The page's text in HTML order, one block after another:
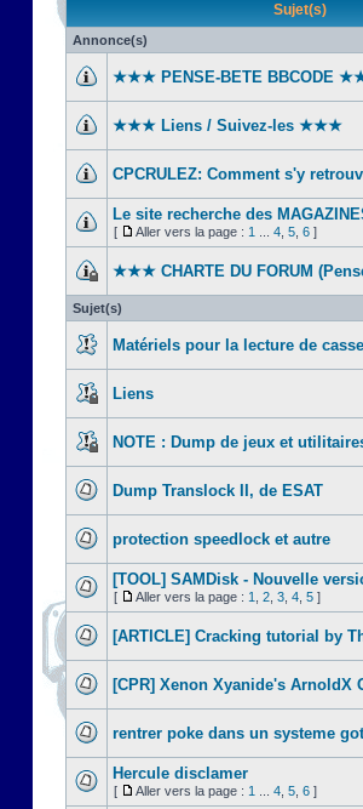
Sujet(s)
Annonce(s)
★★★ PENSE-BETE BBCODE
★★★ Liens / Suivez-les ★★★
CPCRULEZ: Comment s'y
Le site recherche des
[ Aller vers la page : 1 4 5 6 ]
★★★ CHARTE DU FORUM
Sujet(s)
Matériels pour la lecture de
Liens
NOTE : Dump de jeux et
Dump Translock II, de ESAT
protection speedlock et autre
[TOOL] SAMDisk - Nouvelle
[ Aller vers la page : 1 2 3 4 5 ]
[ARTICLE] Cracking tutorial by
[CPR] Xenon Xyanide's ArnoldX
rentrer poke dans un systeme
Hercule disclamer
[ Aller vers la page : 1 4 5 6 ]